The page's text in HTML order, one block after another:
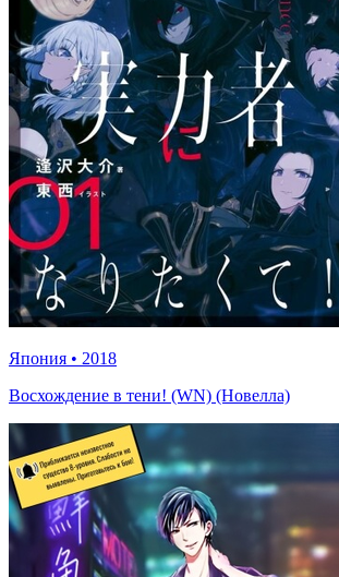
Япония • 2018
Восхождение в тени! (WN) (Новелла)